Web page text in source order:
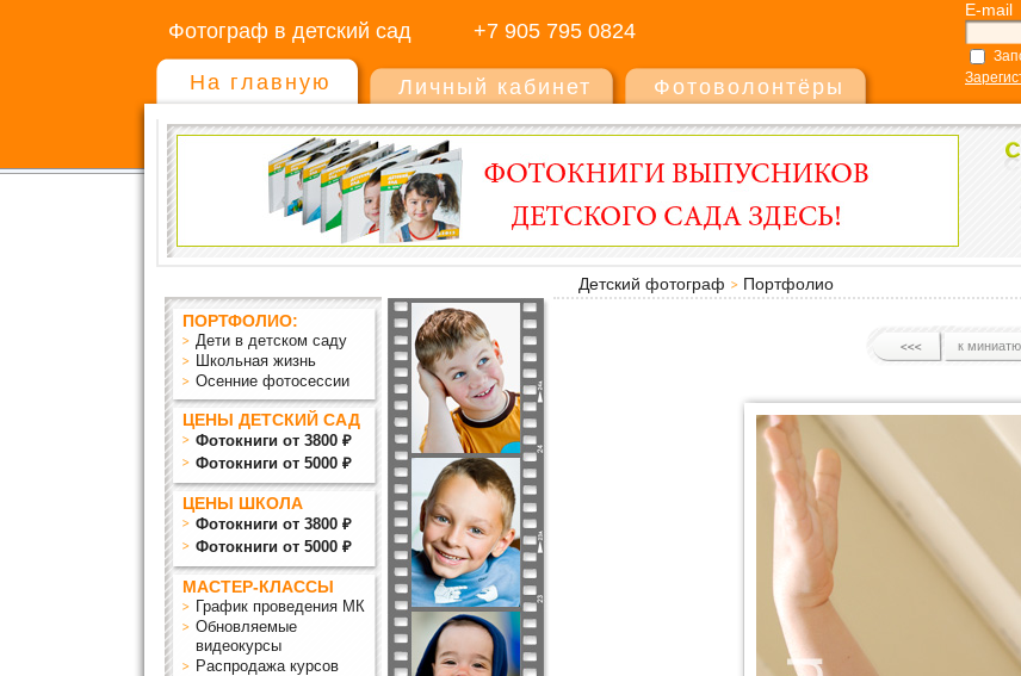
Фотограф в детский сад +7 905 795 0824
E-mail
На главную Личный кабинет Фотоволонтёры
Детский фотограф
Портфолио
ПОРТФОЛИО:
Дети в детском саду
Школьная жизнь
Осенние фотосессии
ЦЕНЫ ДЕТСКИЙ САД
Фотокниги от 3800 ₽
Фотокниги от 5000 ₽
ЦЕНЫ ШКОЛА
Фотокниги от 3800 ₽
Фотокниги от 5000 ₽
МАСТЕР-КЛАССЫ
График проведения МК
Обновляемые
видеокурсы
Распродажа курсов
к